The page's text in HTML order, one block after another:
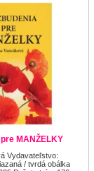
MANŽELKY
Vydavateľstvo:
/ tvrdá obálka